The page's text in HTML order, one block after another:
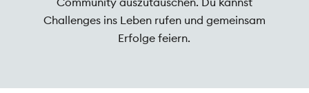
Challenges ins Leben rufen und gemeinsam
Erfolge feiern.